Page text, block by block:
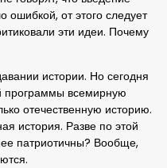
ошибкой, от этого следует
эти идеи. Почему
истории. Но сегодня
программы всемирную
отечественную историю.
история. Разве по этой
патриотичны? Вообще,